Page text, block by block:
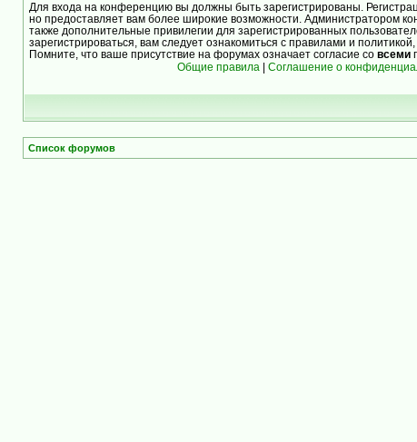
Для входа на конференцию вы должны быть зарегистрированы.
но предоставляет вам более широкие возможности. Администратором
также дополнительные привилегии для зарегистрированных
зарегистрироваться, вам следует ознакомиться с правилами и
Помните, что ваше присутствие на форумах означает согласие со всеми
Общие правила | Соглашение о
Список форумов